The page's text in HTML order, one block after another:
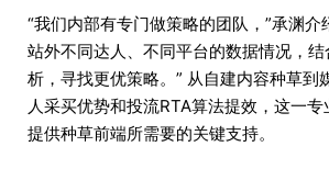
“我们内部有专门做策略的团队，”承渊介
站外不同达人、不同平台的数据情况，
析，寻找更优策略。” 从自建内容种草到
人采买优势和投流RTA算法提效，这一
提供种草前端所需要的关键支持。